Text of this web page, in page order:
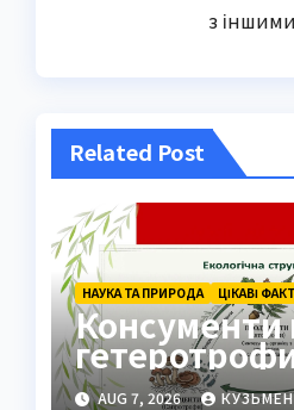
з
Related Post
НАУКА ТА ПРИРОДА ЦІКАВІ
Консументи
екосистеми
AUG 7, 2026